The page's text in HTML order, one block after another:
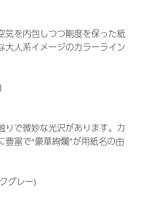
気を内包しつつ剛度を保った紙
大人系イメージのカラーライン
りで微妙な光沢があります。カ
豊富で“豪華絢爛”が用紙名の由
グレー)